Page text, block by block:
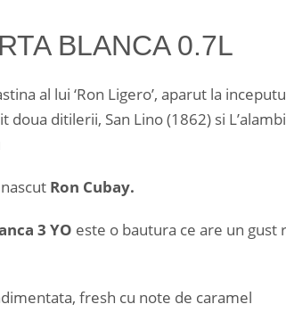
BLANCA 0.7L
al lui ‘Ron Ligero’, aparut la
doua ditilerii, San Lino (1862) si
Ron Cubay.
3 YO este o bautura ce are un gust
fresh cu note de caramel